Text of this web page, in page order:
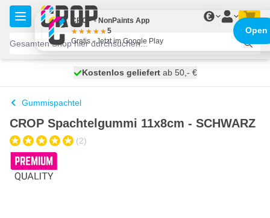
Zum Inhalt springen
€
heute versendet
Kostenlos geliefertab 50,- €
100 Tage
Gummispachtel
CROP Spachtelgummi 11x8cm - SCHWARZ
(2)
CROP - NonPaints App
5
Gratis - Jetzt im Google Play
Open